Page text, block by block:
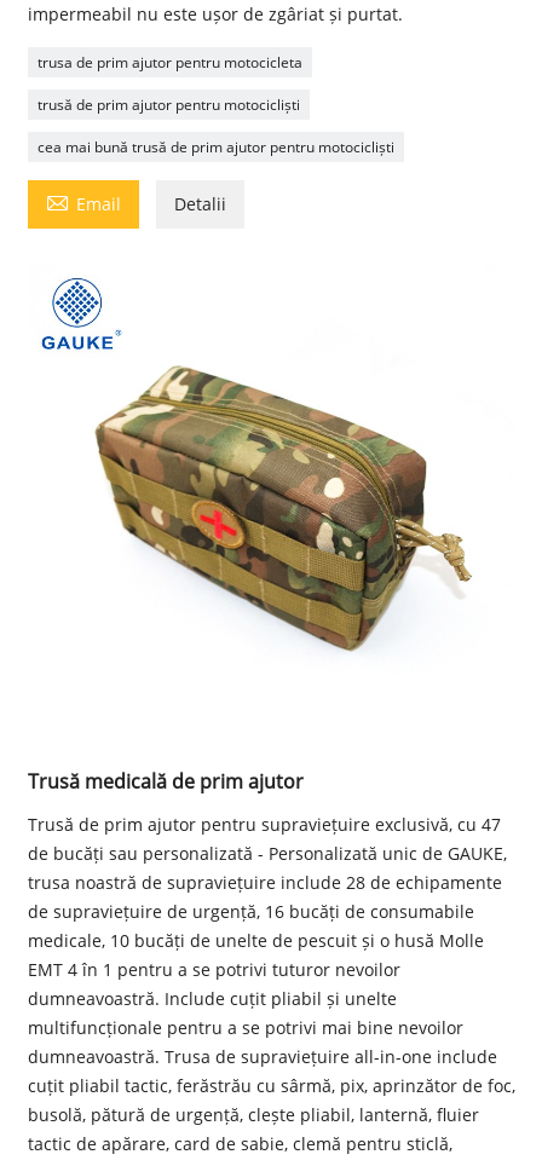
impermeabil nu este ușor de zgâriat și purtat.
trusa de prim ajutor pentru motocicleta
trusă de prim ajutor pentru motocicliști
cea mai bună trusă de prim ajutor pentru motocicliști
 Email Detalii
Trusă medicală de prim ajutor
Trusă de prim ajutor pentru supraviețuire exclusivă, cu 47
de bucăți sau personalizată - Personalizată unic de GAUKE,
trusa noastră de supraviețuire include 28 de echipamente
de supraviețuire de urgență, 16 bucăți de consumabile
medicale, 10 bucăți de unelte de pescuit și o husă Molle
EMT 4 în 1 pentru a se potrivi tuturor nevoilor
dumneavoastră. Include cuțit pliabil și unelte
multifuncționale pentru a se potrivi mai bine nevoilor
dumneavoastră. Trusa de supraviețuire all-in-one include
cuțit pliabil tactic, ferăstrău cu sârmă, pix, aprinzător de foc,
busolă, pătură de urgență, clește pliabil, lanternă, fluier
tactic de apărare, card de sabie, clemă pentru sticlă,